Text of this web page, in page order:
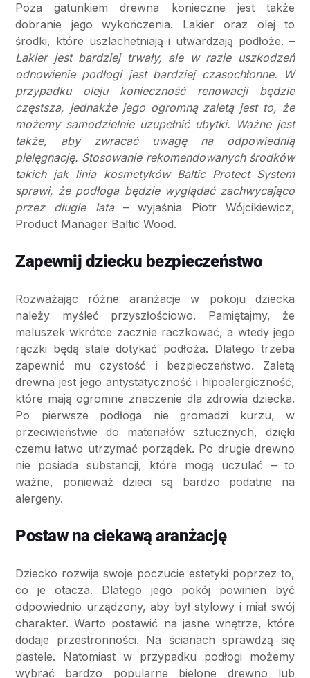
Poza gatunkiem drewna konieczne jest także
dobranie jego wykończenia. Lakier oraz olej to
środki, które uszlachetniają i utwardzają podłoże. –
Lakier jest bardziej trwały, ale w razie uszkodzeń
odnowienie podłogi jest bardziej czasochłonne. W
przypadku oleju konieczność renowacji będzie
częstsza, jednakże jego ogromną zaletą jest to, że
możemy samodzielnie uzupełnić ubytki. Ważne jest
także, aby zwracać uwagę na odpowiednią
pielęgnację. Stosowanie rekomendowanych środków
takich jak linia kosmetyków Baltic Protect System
sprawi, że podłoga będzie wyglądać zachwycająco
przez długie lata – wyjaśnia Piotr Wójcikiewicz,
Product Manager Baltic Wood.
Zapewnij dziecku bezpieczeństwo
Rozważając różne aranżacje w pokoju dziecka
należy myśleć przyszłościowo. Pamiętajmy, że
maluszek wkrótce zacznie raczkować, a wtedy jego
rączki będą stale dotykać podłoża. Dlatego trzeba
zapewnić mu czystość i bezpieczeństwo. Zaletą
drewna jest jego antystatyczność i hipoalergiczność,
które mają ogromne znaczenie dla zdrowia dziecka.
Po pierwsze podłoga nie gromadzi kurzu, w
przeciwieństwie do materiałów sztucznych, dzięki
czemu łatwo utrzymać porządek. Po drugie drewno
nie posiada substancji, które mogą uczulać – to
ważne, ponieważ dzieci są bardzo podatne na
alergeny.
Postaw na ciekawą aranżację
Dziecko rozwija swoje poczucie estetyki poprzez to,
co je otacza. Dlatego jego pokój powinien być
odpowiednio urządzony, aby był stylowy i miał swój
charakter. Warto postawić na jasne wnętrze, które
dodaje przestronności. Na ścianach sprawdzą się
pastele. Natomiast w przypadku podłogi możemy
wybrać bardzo popularne bielone drewno lub